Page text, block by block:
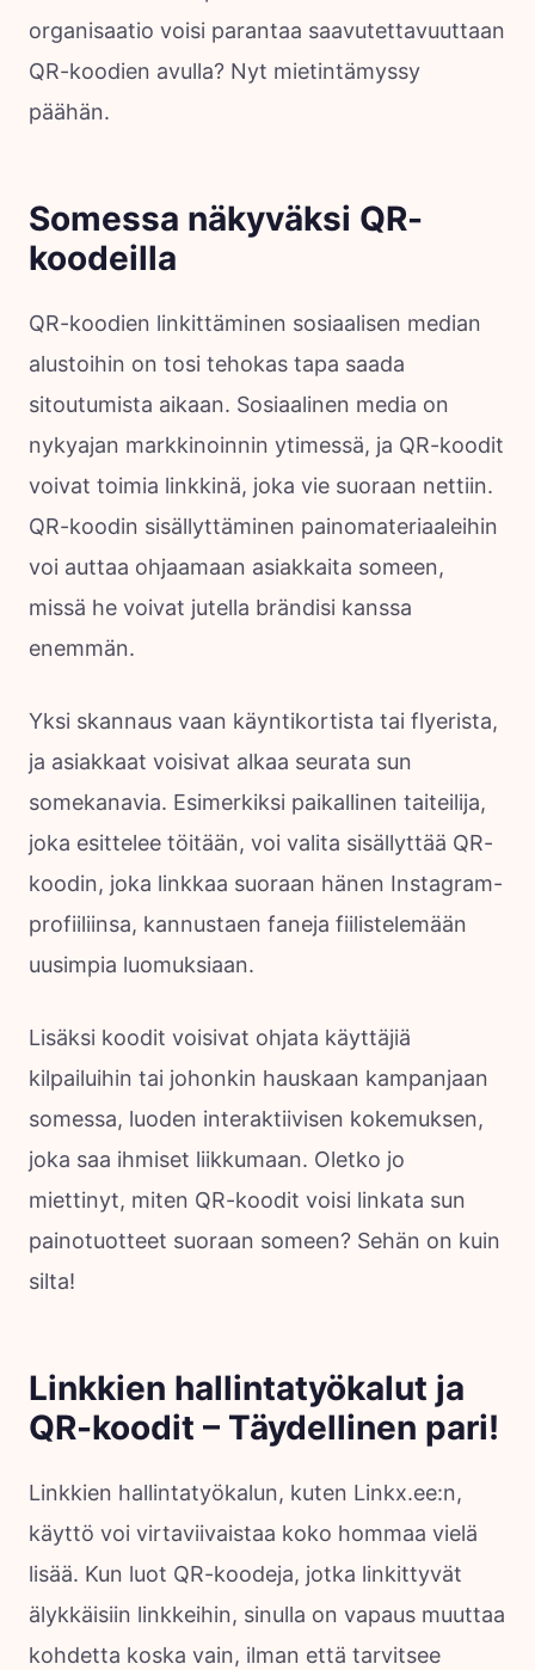
organisaatio voisi parantaa saavutettavuuttaan
QR-koodien avulla? Nyt mietintämyssy
päähän.
Somessa näkyväksi QR-
koodeilla
QR-koodien linkittäminen sosiaalisen median
alustoihin on tosi tehokas tapa saada
sitoutumista aikaan. Sosiaalinen media on
nykyajan markkinoinnin ytimessä, ja QR-koodit
voivat toimia linkkinä, joka vie suoraan nettiin.
QR-koodin sisällyttäminen painomateriaaleihin
voi auttaa ohjaamaan asiakkaita someen,
missä he voivat jutella brändisi kanssa
enemmän.
Yksi skannaus vaan käyntikortista tai flyerista,
ja asiakkaat voisivat alkaa seurata sun
somekanavia. Esimerkiksi paikallinen taiteilija,
joka esittelee töitään, voi valita sisällyttää QR-
koodin, joka linkkaa suoraan hänen Instagram-
profiiliinsa, kannustaen faneja fiilistelemään
uusimpia luomuksiaan.
Lisäksi koodit voisivat ohjata käyttäjiä
kilpailuihin tai johonkin hauskaan kampanjaan
somessa, luoden interaktiivisen kokemuksen,
joka saa ihmiset liikkumaan. Oletko jo
miettinyt, miten QR-koodit voisi linkata sun
painotuotteet suoraan someen? Sehän on kuin
silta!
Linkkien hallintatyökalut ja
QR-koodit – Täydellinen pari!
Linkkien hallintatyökalun, kuten Linkx.ee:n,
käyttö voi virtaviivaistaa koko hommaa vielä
lisää. Kun luot QR-koodeja, jotka linkittyvät
älykkäisiin linkkeihin, sinulla on vapaus muuttaa
kohdetta koska vain, ilman että tarvitsee